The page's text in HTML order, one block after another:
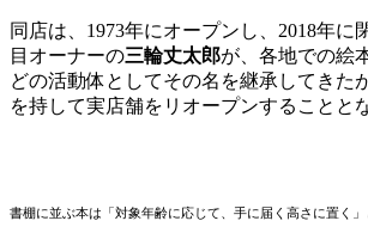
同店は、1973年にオープンし、2018年に
目オーナーの三輪丈太郎が、各地での絵
どの活動体としてその名を継承してきた
を持して実店舗をリオープンすることと
書棚に並ぶ本は「対象年齢に応じて、手に届く高さに置く